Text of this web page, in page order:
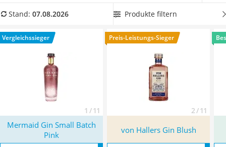
MCT-Öl
Erythrit
Müsli ohne Zuckerzusatz
Gin mischen. Wie wäre es zum Beispiel mit einem
das ModellMermaid Gin Small Batch Pink* mit seinen
Eigenschaften.
Stand: 07.08.2026 Produkte filtern
Vergleichssieger
1 / 11
Preis-Leistungs-Sieger
2 / 11
Mermaid Gin Small Batch
Pink
von Hallers Gin Blush